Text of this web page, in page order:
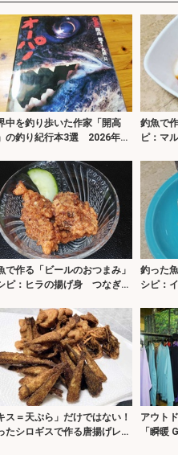
中を釣り歩いた作家「開高
の釣り紀行本3選 2026年は
釣魚で
ピ：マ
で作る「ビールのおつまみ」
ピ：ヒラの揚げ身 つなぎは
釣った
シピ：
ス＝天ぷら」だけではない！
たシロギスで作る唐揚げレシ
アウト
「瞬暖